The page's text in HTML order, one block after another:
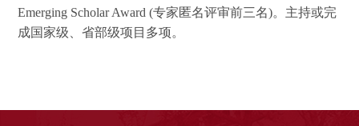
Emerging Scholar Award (专家匿名评审前三名)。主持或完
成国家级、省部级项目多项。